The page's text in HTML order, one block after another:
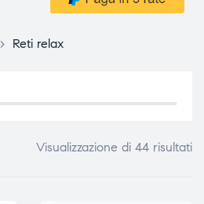
> Reti relax
Visualizzazione di 44 risultati